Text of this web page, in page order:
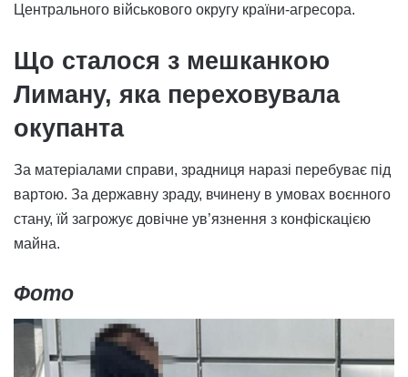
Центрального військового округу країни-агресора.
Що сталося з мешканкою
Лиману, яка переховувала
окупанта
За матеріалами справи, зрадниця наразі перебуває під
вартою. За державну зраду, вчинену в умовах воєнного
стану, їй загрожує довічне ув’язнення з конфіскацією
майна.
Фото